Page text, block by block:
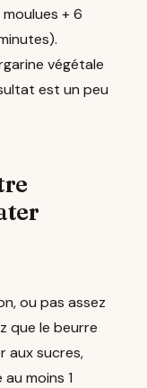
+ 6
végétale
est un peu
ou pas assez
que le beurre
aux sucres,
moins 1